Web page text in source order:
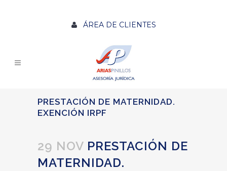
ÁREA DE CLIENTES
PRESTACIÓN DE MATERNIDAD.
EXENCIÓN IRPF
29 NOV PRESTACIÓN DE
MATERNIDAD.